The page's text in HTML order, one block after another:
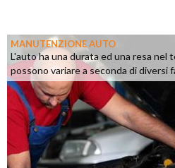
MANUTENZIONE AUTO
L'auto ha una durata ed una resa nel
possono variare a seconda di diversi